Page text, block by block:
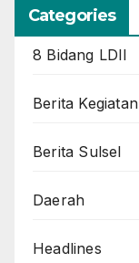
Categories
8 Bidang LDII
Berita Kegiatan
Berita Sulsel
Daerah
Headlines